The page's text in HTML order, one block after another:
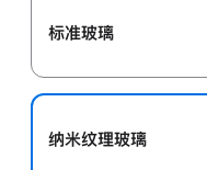
标准玻璃
纳米纹理玻璃